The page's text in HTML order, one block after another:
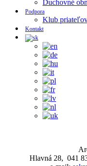
Duchovné
Podpora
Klub
Kontakt
Hlavná 28, 041